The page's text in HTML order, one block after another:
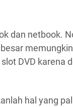
dan netbook.
DVD karena
hal yang